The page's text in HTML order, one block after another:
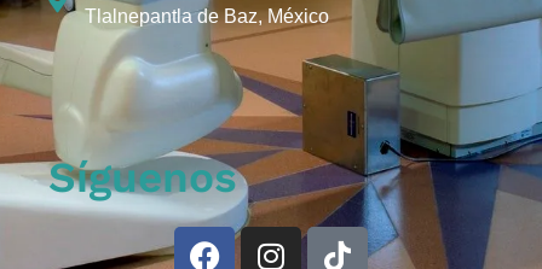
Tlalnepantla de Baz, México
Síguenos